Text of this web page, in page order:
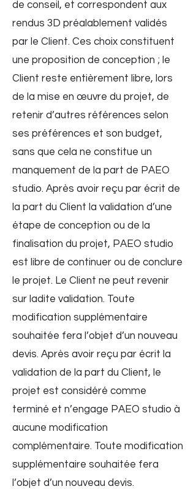
de conseil, et correspondent aux
rendus 3D préalablement validés
par le Client. Ces choix constituent
une proposition de conception ; le
Client reste entièrement libre, lors
de la mise en œuvre du projet, de
retenir d’autres références selon
ses préférences et son budget,
sans que cela ne constitue un
manquement de la part de PAEO
studio. Après avoir reçu par écrit de
la part du Client la validation d’une
étape de conception ou de la
finalisation du projet, PAEO studio
est libre de continuer ou de conclure
le projet. Le Client ne peut revenir
sur ladite validation. Toute
modification supplémentaire
souhaitée fera l’objet d’un nouveau
devis. Après avoir reçu par écrit la
validation de la part du Client, le
projet est considéré comme
terminé et n’engage PAEO studio à
aucune modification
complémentaire. Toute modification
supplémentaire souhaitée fera
l’objet d’un nouveau devis.